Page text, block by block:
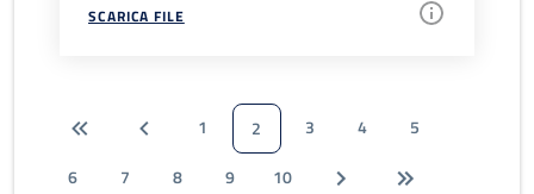
SCARICA FILE
1 2 3 4
5
6
7 8 9 10